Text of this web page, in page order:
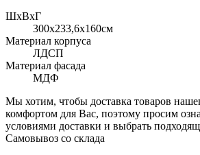
ШхВхГ
300x233,6х160см
Материал корпуса
ЛДСП
Материал фасада
МДФ
Мы хотим, чтобы доставка товаров
комфортом для Вас, поэтому просим
условиями доставки и выбрать
Самовывоз со склада